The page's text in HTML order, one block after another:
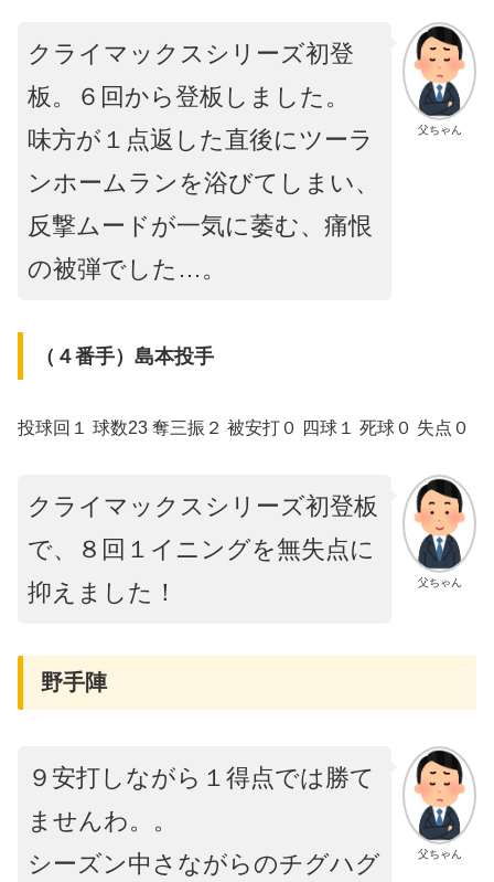
父ちゃん
クライマックスシリーズ初登
板。６回から登板しました。
味方が１点返した直後にツーラ
ンホームランを浴びてしまい、
反撃ムードが一気に萎む、痛恨
の被弾でした…。
（４番手）島本投手
投球回１ 球数23 奪三振２ 被安打０ 四球１ 死球０ 失点０
父ちゃん
クライマックスシリーズ初登板
で、８回１イニングを無失点に
抑えました！
野手陣
父ちゃん
９安打しながら１得点では勝て
ませんわ。。
シーズン中さながらのチグハグ